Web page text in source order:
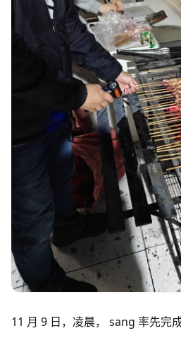
11 月 9 日，凌晨， sang 率先完成